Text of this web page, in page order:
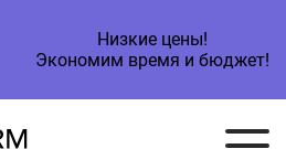
Низкие цены!
Экономим время и бюджет!